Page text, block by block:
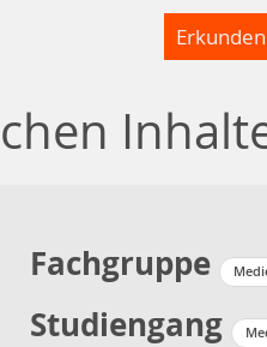
Erkunden
Fachgruppe
Studiengang